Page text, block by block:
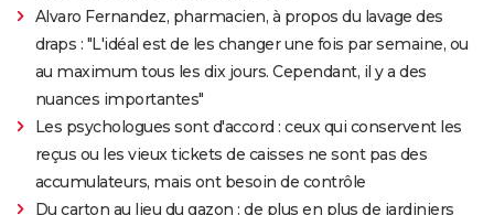
Alvaro Fernandez, pharmacien, à propos du lavage des
draps : "L'idéal est de les changer une fois par semaine, ou
au maximum tous les dix jours. Cependant, il y a des
nuances importantes"
Les psychologues sont d'accord : ceux qui conservent les
reçus ou les vieux tickets de caisses ne sont pas des
accumulateurs, mais ont besoin de contrôle
Du carton au lieu du gazon : de plus en plus de jardiniers